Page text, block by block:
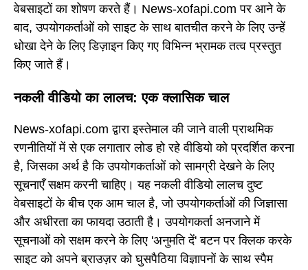
वेबसाइटों का शोषण करते हैं। News-xofapi.com पर आने के
बाद, उपयोगकर्ताओं को साइट के साथ बातचीत करने के लिए उन्हें
धोखा देने के लिए डिज़ाइन किए गए विभिन्न भ्रामक तत्व प्रस्तुत
किए जाते हैं।
नकली वीडियो का लालच: एक क्लासिक चाल
News-xofapi.com द्वारा इस्तेमाल की जाने वाली प्राथमिक
रणनीतियों में से एक लगातार लोड हो रहे वीडियो को प्रदर्शित करना
है, जिसका अर्थ है कि उपयोगकर्ताओं को सामग्री देखने के लिए
सूचनाएँ सक्षम करनी चाहिए। यह नकली वीडियो लालच दुष्ट
वेबसाइटों के बीच एक आम चाल है, जो उपयोगकर्ताओं की जिज्ञासा
और अधीरता का फायदा उठाती है। उपयोगकर्ता अनजाने में
सूचनाओं को सक्षम करने के लिए 'अनुमति दें' बटन पर क्लिक करके
साइट को अपने ब्राउज़र को घुसपैठिया विज्ञापनों के साथ स्पैम